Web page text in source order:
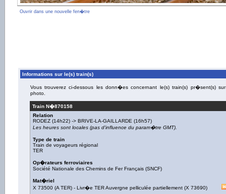
Ouvrir dans une nouvelle fen�tre
Informations sur le(s) train(s)
Vous trouverez ci-dessous les donn�es concernant le(s) train(s) pr�sent(s)
photo.
Train N�870158
Relation
RODEZ (14h22) -> BRIVE-LA-GAILLARDE (16h57)
Les heures sont locales (pas d'influence du param�tre GMT).
Type de train
Train de voyageurs régional
TER
Op�rateurs ferroviaires
Société Nationale des Chemins de Fer Français (SNCF)
Mat�riel
X 73500 (A TER) - Livr�e TER Auvergne pelliculée partiellement (X 73690)